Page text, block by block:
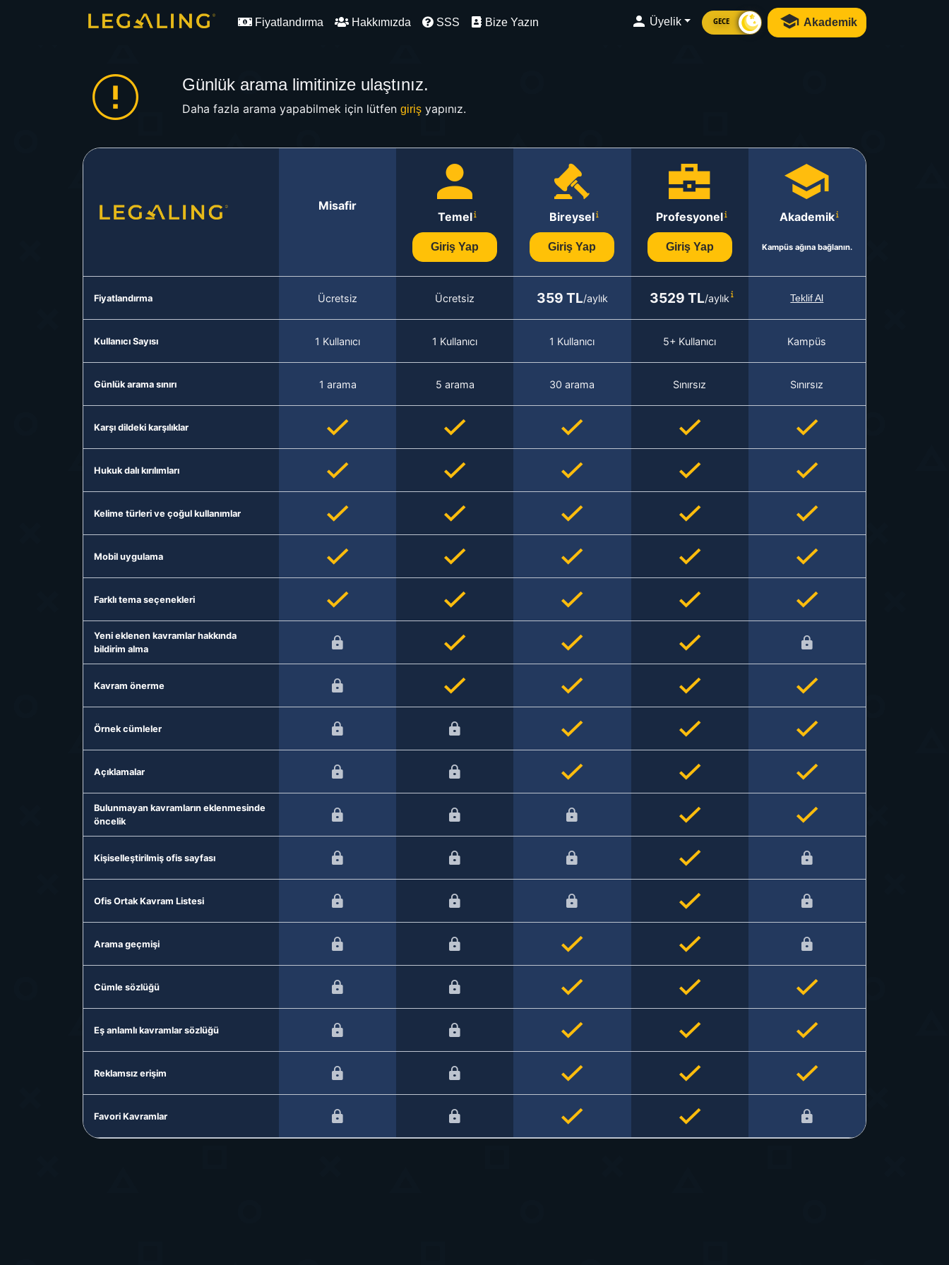
Fiyatlandırma Hakkımızda SSS Bize Yazın Üyelik GECE Akademik
Günlük arama limitinize ulaştınız.
Daha fazla arama yapabilmek için lütfen girişyapınız.
Misafir
Temel
Giriş Yap
Bireysel
Giriş Yap
Profesyonel
Giriş Yap
Akademik
Kampüs ağına bağlanın.
Fiyatlandırma Ücretsiz Ücretsiz 359 TL/aylık 3529 TL/aylık Teklif Al
Kullanıcı Sayısı 1 Kullanıcı 1 Kullanıcı 1 Kullanıcı 5+ Kullanıcı Kampüs
Günlük arama sınırı 1 arama 5 arama 30 arama Sınırsız Sınırsız
Karşı dildeki karşılıklar
Hukuk dalı kırılımları
Kelime türleri ve çoğul kullanımlar
Mobil uygulama
Farklı tema seçenekleri
Yeni eklenen kavramlar hakkında
bildirim alma
Kavram önerme
Örnek cümleler
Açıklamalar
Bulunmayan kavramların eklenmesinde
öncelik
Kişiselleştirilmiş ofis sayfası
Ofis Ortak Kavram Listesi
Arama geçmişi
Cümle sözlüğü
Eş anlamlı kavramlar sözlüğü
Reklamsız erişim
Favori Kavramlar